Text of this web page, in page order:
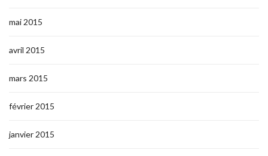
mai 2015
avril 2015
mars 2015
février 2015
janvier 2015